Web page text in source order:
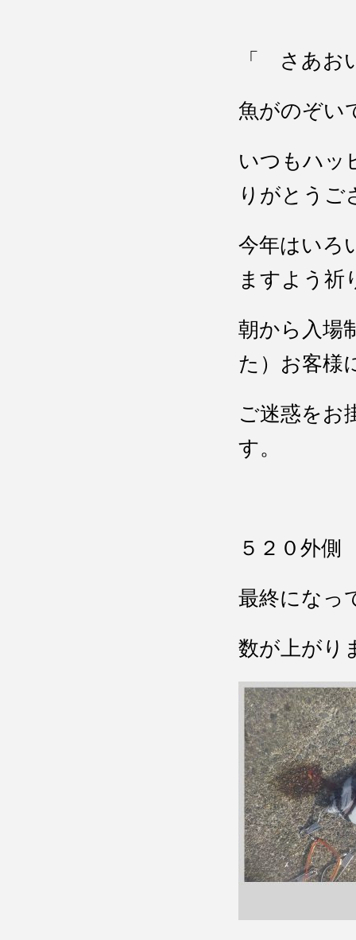
「 さあお
魚がのぞ
いつもハッ
りがとうご
今年はいろ
ますよう祈
朝から入場
た）お客様
ご迷惑をお
す。
５２０外
最終になっ
数が上がり